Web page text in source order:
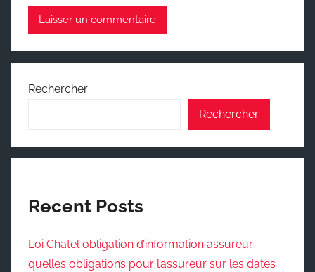
Rechercher
Rechercher
Recent Posts
Loi Chatel obligation d’information assureur :
quelles obligations pour l’assureur sur les dates